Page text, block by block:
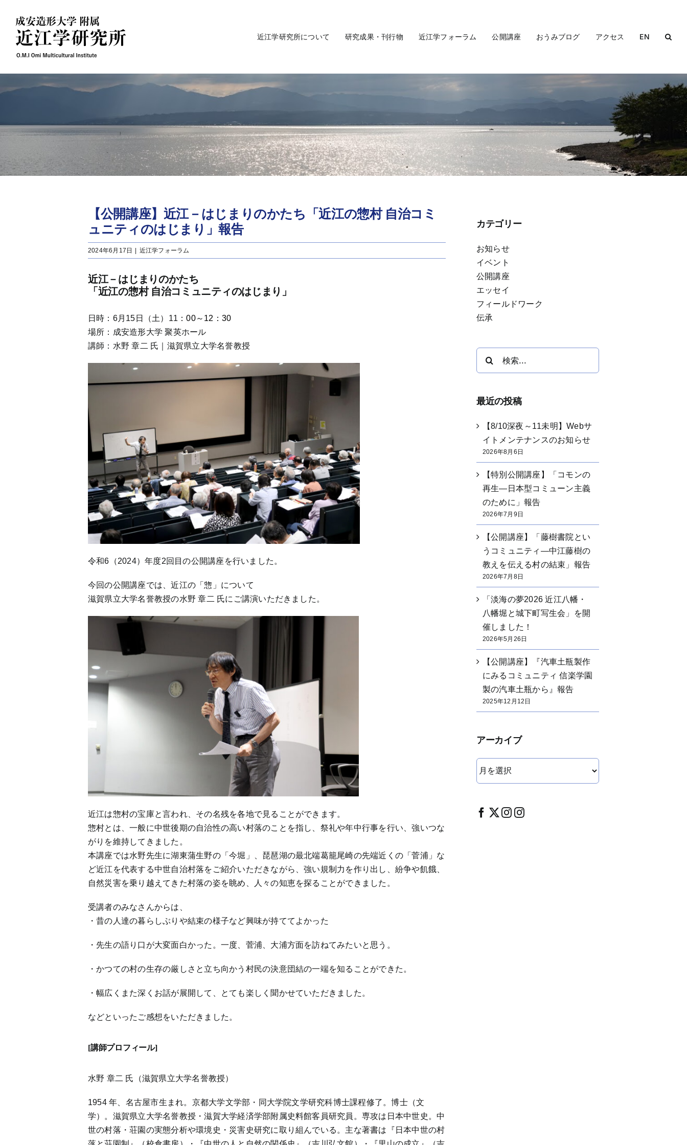
content
近江学研究所について 研究成果・刊行物 近江学フォーラム 公開講座 おうみブログ アクセス EN
【公開講座】近江－はじまりのかたち「近江の惣村 自治コミ
ュニティのはじまり」報告
2024年6月17日 近江学フォーラム
近江－はじまりのかたち
「近江の惣村 自治コミュニティのはじまり」
日時：6月15日（土）11 ：00～12：30
場所：成安造形大学 聚英ホール
講師：水野 章二 氏｜滋賀県立大学名誉教授
令和6（2024）年度2回目の公開講座を行いました。
今回の公開講座では、近江の「惣」について
滋賀県立大学名誉教授の水野 章二 氏にご講演いただきました。
近江は惣村の宝庫と言われ、その名残を各地で見ることができます。
惣村とは、一般に中世後期の自治性の高い村落のことを指し、祭礼や年中行事を行い、強いつな
がりを維持してきました。
本講座では水野先生に湖東蒲生野の「今堀」、琵琶湖の最北端葛籠尾崎の先端近くの「菅浦」な
ど近江を代表する中世自治村落をご紹介いただきながら、強い規制力を作り出し、紛争や飢餓、
自然災害を乗り越えてきた村落の姿を眺め、人々の知恵を探ることができました。
受講者のみなさんからは、
・昔の人達の暮らしぶりや結束の様子など興味が持ててよかった
・先生の語り口が大変面白かった。一度、菅浦、大浦方面を訪ねてみたいと思う。
・かつての村の生存の厳しさと立ち向かう村民の決意団結の一端を知ることができた。
・幅広くまた深くお話が展開して、とても楽しく聞かせていただきました。
などといったご感想をいただきました。
[講師プロフィール]
水野 章二 氏（滋賀県立大学名誉教授）
1954 年、名古屋市生まれ。京都大学文学部・同大学院文学研究科博士課程修了。博士（文
学）。滋賀県立大学名誉教授・滋賀大学経済学部附属史料館客員研究員。専攻は日本中世史。中
世の村落・荘園の実態分析や環境史・災害史研究に取り組んでいる。主な著書は『日本中世の村
カテゴリー
お知らせ
イベント
公開講座
エッセイ
フィールドワーク
伝承
最近の投稿
【8/10深夜～11未明】Webサ
イトメンテナンスのお知らせ
2026年8月6日
【特別公開講座】「コモンの
再生―日本型コミューン主義
のために」報告
2026年7月9日
【公開講座】「藤樹書院とい
うコミュニティ―中江藤樹の
教えを伝える村の結束」報告
2026年7月8日
「淡海の夢2026 近江八幡・
八幡堀と城下町写生会」を開
催しました！
2026年5月26日
【公開講座】『汽車土瓶製作
にみるコミュニティ 信楽学園
製の汽車土瓶から』報告
2025年12月12日
アーカイブ
イ
ブ